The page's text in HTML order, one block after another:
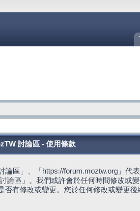
討論區 - 使用條款
區」、「https://forum.moztw.org」代
區」。我們或許會於任何時間修改或
有修改或變更。您於任何修改或變更